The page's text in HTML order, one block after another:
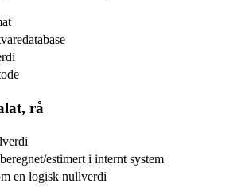
rå
estimert i internt system
en logisk nullverdi